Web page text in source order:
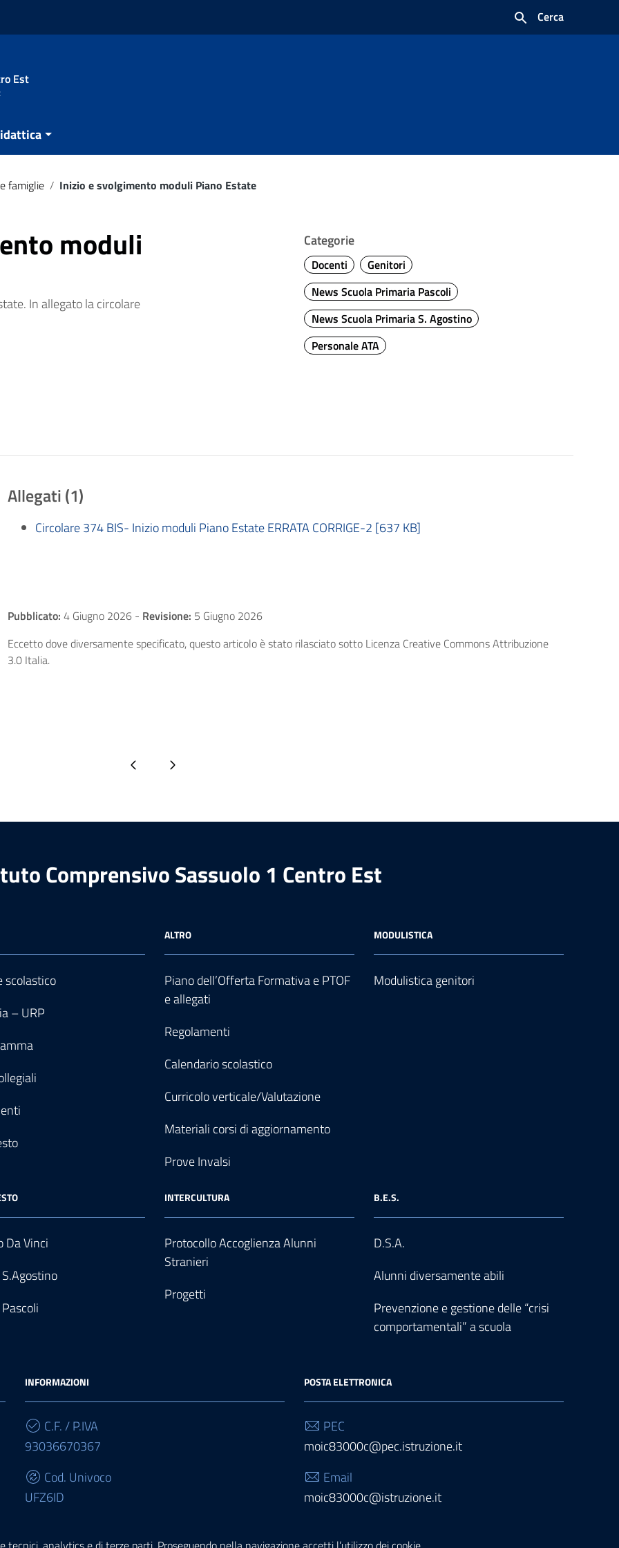
Cerca
Est
famiglie / Inizio e svolgimento moduli Piano Estate
moduli
In allegato la circolare
Categorie
Docenti
Genitori
News Scuola Primaria Pascoli
News Scuola Primaria S. Agostino
Personale ATA
Allegati (1)
Circolare 374 BIS- Inizio moduli Piano Estate ERRATA CORRIGE-2 [637 KB]
Pubblicato: 4 Giugno 2026 - Revisione: 5 Giugno 2026
Eccetto dove diversamente specificato, questo articolo è stato rilasciato sotto Licenza Creative Commons Attribuzione
3.0 Italia.
Pagina precedentePagina successiva
Comprensivo Sassuolo 1 Centro Est
scolastico
– URP
ALTRO
Piano dell’Offerta Formativa e PTOF
e allegati
Regolamenti
Calendario scolastico
Curricolo verticale/Valutazione
Materiali corsi di aggiornamento
Prove Invalsi
MODULISTICA
Modulistica genitori
Da Vinci
INTERCULTURA
Protocollo Accoglienza Alunni
Stranieri
Progetti
B.E.S.
D.S.A.
Alunni diversamente abili
Prevenzione e gestione delle “crisi
comportamentali” a scuola
INFORMAZIONI
C.F. / P.IVA
93036670367
Cod. Univoco
UFZ6ID
POSTA ELETTRONICA
PEC
moic83000c@pec.istruzione.it
Email
moic83000c@istruzione.it